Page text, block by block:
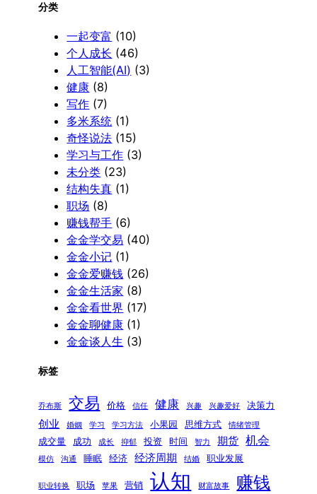
分类
一起变富 (10)
个人成长 (46)
人工智能(AI) (3)
健康 (8)
写作 (7)
多米系统 (1)
奇怪说法 (15)
学习与工作 (3)
未分类 (23)
结构失真 (1)
职场 (8)
赚钱帮手 (6)
金金学交易 (40)
金金小记 (1)
金金爱赚钱 (26)
金金生活家 (8)
金金看世界 (17)
金金聊健康 (1)
金金谈人生 (3)
标签
乔布斯 交易 价格 信任 健康 兴趣 兴趣爱好 决策力
创业 婚姻 学习 学习方法 小果园 思维方式 情绪管理
成交量 成功 成长 抑郁 投资 时间 智力 期货 机会
模仿 沟通 睡眠 经济 经济周期 结婚 职业发展
职业转换 职场 苹果 营销 认知 财富故事 赚钱